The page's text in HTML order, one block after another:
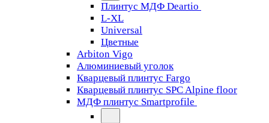
Плинтус МДФ Deartio
L-XL
Universal
Цветные
Arbiton Vigo
Алюминиевый уголок
Кварцевый плинтус Fargo
Кварцевый плинтус SPC Alpine floor
МДФ плинтус Smartprofile